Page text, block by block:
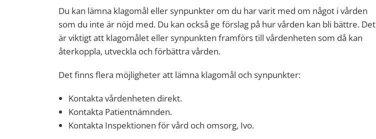
Du kan lämna klagomål eller synpunkter om du har varit med om något i vården
som du inte är nöjd med. Du kan också ge förslag på hur vården kan bli bättre. Det
är viktigt att klagomålet eller synpunkten framförs till vårdenheten som då kan
återkoppla, utveckla och förbättra vården.
Det finns flera möjligheter att lämna klagomål och synpunkter:
Kontakta vårdenheten direkt.
Kontakta Patientnämnden.
Kontakta Inspektionen för vård och omsorg, Ivo.